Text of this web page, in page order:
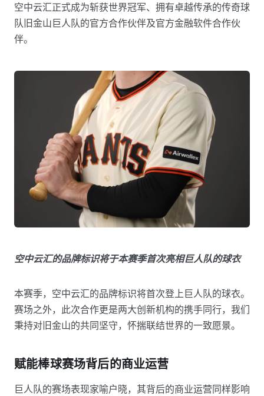
空中云汇正式成为斩获世界冠军、拥有卓越传承的传奇球
队旧金山巨人队的官方合作伙伴及官方金融软件合作伙
伴。
空中云汇的品牌标识将于本赛季首次亮相巨人队的球衣
本赛季，空中云汇的品牌标识将首次登上巨人队的球衣。
赛场之外，此次合作更是两大创新机构的携手同行，我们
秉持对旧金山的共同坚守，怀揣联结世界的一致愿景。
赋能棒球赛场背后的商业运营
巨人队的赛场表现家喻户晓，其背后的商业运营同样影响